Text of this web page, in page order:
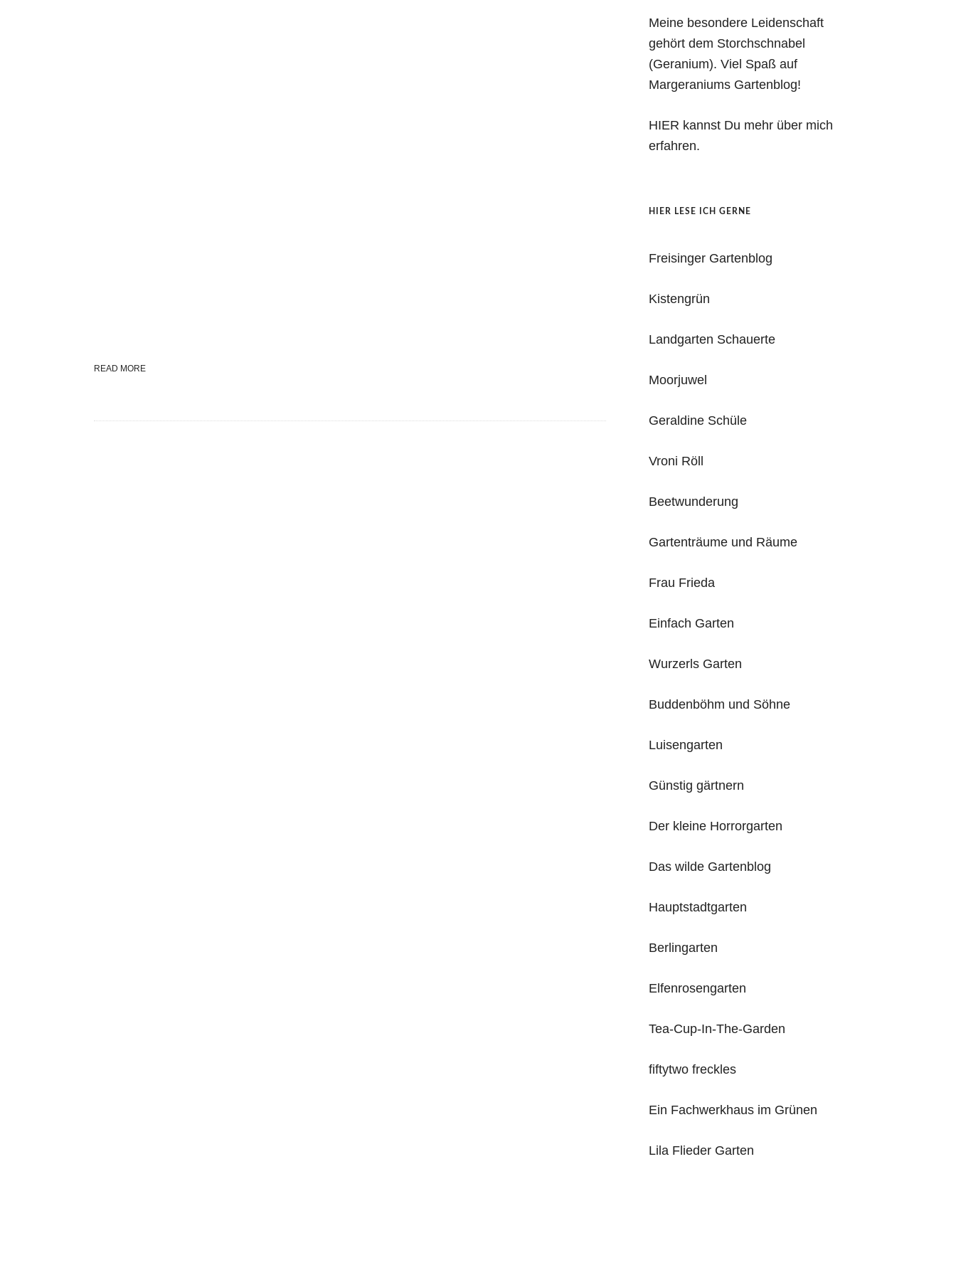
READ MORE
Meine besondere Leidenschaft
gehört dem Storchschnabel
(Geranium). Viel Spaß auf
Margeraniums Gartenblog!
HIER kannst Du mehr über mich
erfahren.
HIER LESE ICH GERNE
Freisinger Gartenblog
Kistengrün
Landgarten Schauerte
Moorjuwel
Geraldine Schüle
Vroni Röll
Beetwunderung
Gartenträume und Räume
Frau Frieda
Einfach Garten
Wurzerls Garten
Buddenböhm und Söhne
Luisengarten
Günstig gärtnern
Der kleine Horrorgarten
Das wilde Gartenblog
Hauptstadtgarten
Berlingarten
Elfenrosengarten
Tea-Cup-In-The-Garden
fiftytwo freckles
Ein Fachwerkhaus im Grünen
Lila Flieder Garten